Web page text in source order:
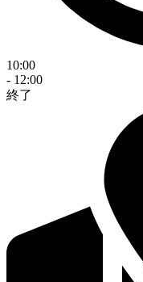
10:00
- 12:00
終了